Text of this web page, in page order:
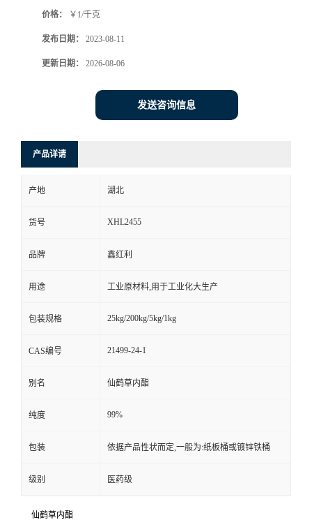
价格： ￥1/千克
发布日期： 2023-08-11
更新日期： 2026-08-06
发送咨询信息
产品详请
产地 湖北
货号 XHL2455
品牌 鑫红利
用途 工业原材料,用于工业化大生产
包装规格 25kg/200kg/5kg/1kg
CAS编号 21499-24-1
别名 仙鹤草内酯
纯度 99%
包装 依据产品性状而定,一般为:纸板桶或镀锌铁桶
级别 医药级
仙鹤草内酯